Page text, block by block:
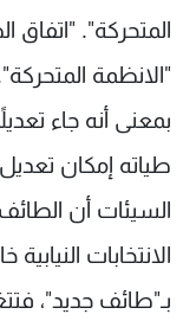
المتحركة". "اتفاق
"الانظمة
طياته إمكان
السيئات أن
الانتخابات
بـ"طائف جديد"،
عن MTV
الإنـتـاج
لاعلاناتكم